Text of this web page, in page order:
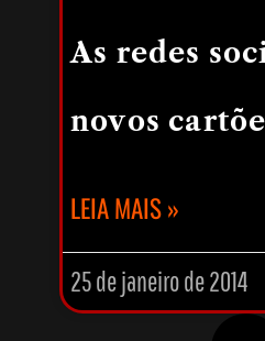
As redes
novos
LEIA MAIS »
25 de janeiro de 2014